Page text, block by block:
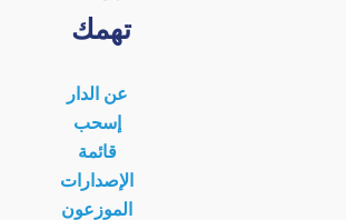
تهمك
عن الدار
إسحب
قائمة
الإصدارات
الموزعون